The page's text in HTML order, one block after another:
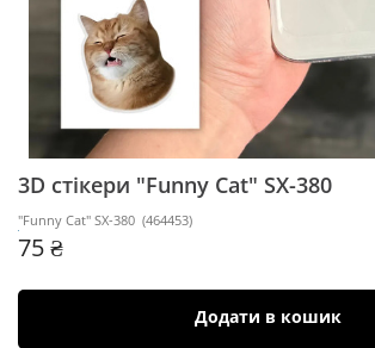
3D стікери "Funny Cat" SX-380
"Funny Cat" SX-380 (464453)
75 ₴
Додати в кошик